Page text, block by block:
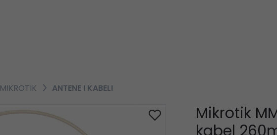
MIKROTIK ANTENE I KABELI
Mikrotik